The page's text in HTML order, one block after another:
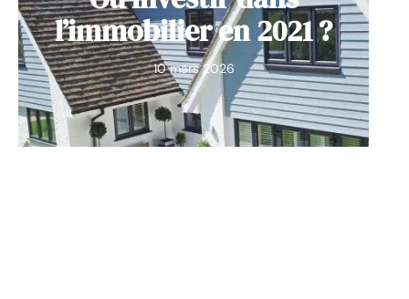
l’immobilier en 2021 ?
10 mars 2026